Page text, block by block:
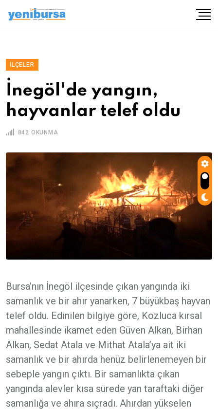
İLÇELER
İnegöl'de yangın,
hayvanlar telef oldu
842 OKUNMA
Bursa’nın İnegöl ilçesinde çıkan yangında iki
samanlık ve bir ahır yanarken, 7 büyükbaş hayvan
telef oldu. Edinilen bilgiye göre, Kozluca kırsal
mahallesinde ikamet eden Güven Alkan, Birhan
Alkan, Sedat Atala ve Mithat Atala’ya ait iki
samanlık ve bir ahırda henüz belirlenemeyen bir
sebeple yangın çıktı. Bir samanlıkta çıkan
yangında alevler kısa sürede yan taraftaki diğer
samanlığa ve ahıra sıçradı. Ahırdan yükselen